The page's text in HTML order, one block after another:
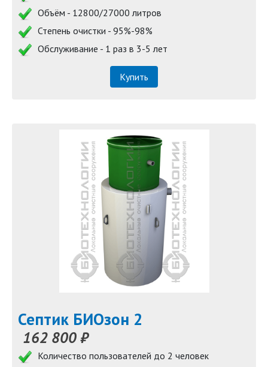
Объём - 12800/27000 литров
Степень очистки - 95%-98%
Обслуживание - 1 раз в 3-5 лет
Купить
Септик БИОзон 2
162 800 ₽
Количество пользователей до 2 человек